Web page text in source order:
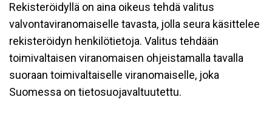
Rekisteröidyllä on aina oikeus tehdä valitus
valvontaviranomaiselle tavasta, jolla seura käsittelee
rekisteröidyn henkilötietoja. Valitus tehdään
toimivaltaisen viranomaisen ohjeistamalla tavalla
suoraan toimivaltaiselle viranomaiselle, joka
Suomessa on tietosuojavaltuutettu.